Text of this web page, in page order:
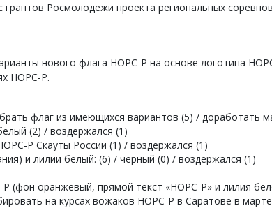
грантов Росмолодежи проекта региональных
нового флага НОРС-Р на основе логотипа
НОРС-Р.
флаг из имеющихся вариантов (5) / доработать
(2) / воздержался (1)
Р Скауты России (1) / воздержался (1)
и лилии белый: (6) / черный (0) / воздержался (1)
Р (фон оранжевый, прямой текст «НОРС-Р» и лилия
на курсах вожаков НОРС-Р в Саратове в марте